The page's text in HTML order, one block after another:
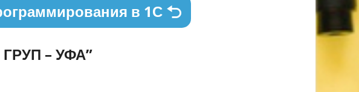
в 1С
– УФА”